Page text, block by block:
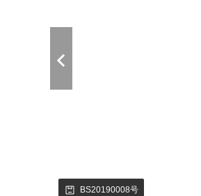
BS20190008号